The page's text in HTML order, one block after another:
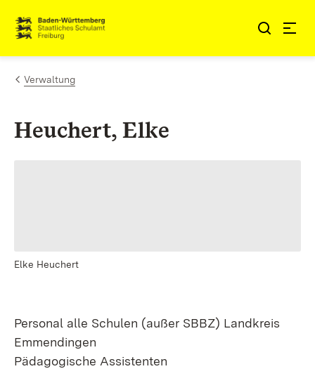
Zum Inhalt springen
Link zur Startseite
Verwaltung
Heuchert, Elke
Elke Heuchert
Personal alle Schulen (außer SBBZ) Landkreis
Emmendingen
Pädagogische Assistenten